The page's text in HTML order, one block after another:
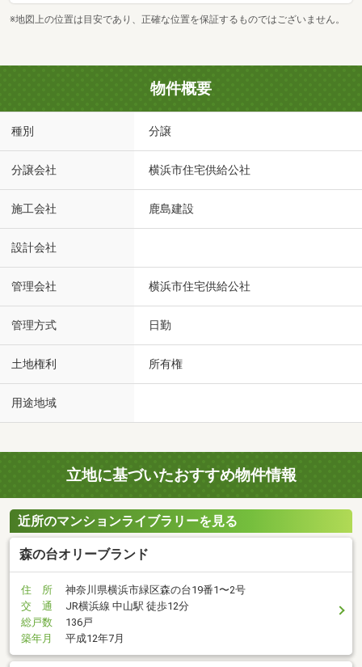
※地図上の位置は目安であり、正確な位置を保証するものではございません。
物件概要
種別 分譲
分譲会社 横浜市住宅供給公社
施工会社 鹿島建設
設計会社
管理会社 横浜市住宅供給公社
管理方式 日勤
土地権利 所有権
用途地域
立地に基づいたおすすめ物件情報
近所のマンションライブラリーを見る
森の台オリーブランド
住 所
神奈川県横浜市緑区森の台19番1〜2号
交 通
JR横浜線 中山駅 徒歩12分
総戸数
136戸
築年月
平成12年7月